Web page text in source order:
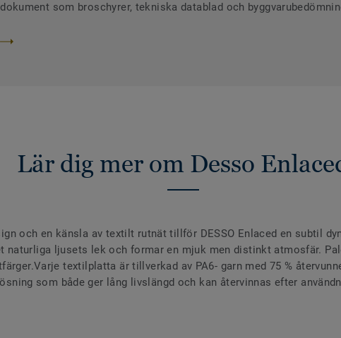
som broschyrer, tekniska datablad och
Lär dig mer om Desso
och en känsla av textilt rutnät tillför DESSO Enlaced en subtil
naturliga ljusets lek och formar en mjuk men distinkt atmosfär.
textilplatta är tillverkad av PA6- garn med 75 %
som både ger lång livslängd och kan återvinnas efter